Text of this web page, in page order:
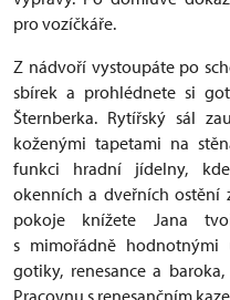
pro vozíčkáře.
Z nádvoří vystoupáte po
sbírek a prohlédnete si
Šternberka. Rytířský sál
koženými tapetami na
funkci hradní jídelny,
okenních a dveřních ostění
pokoje knížete Jana
s mimořádně hodnotnými
gotiky, renesance a
Pracovnu s renesančním